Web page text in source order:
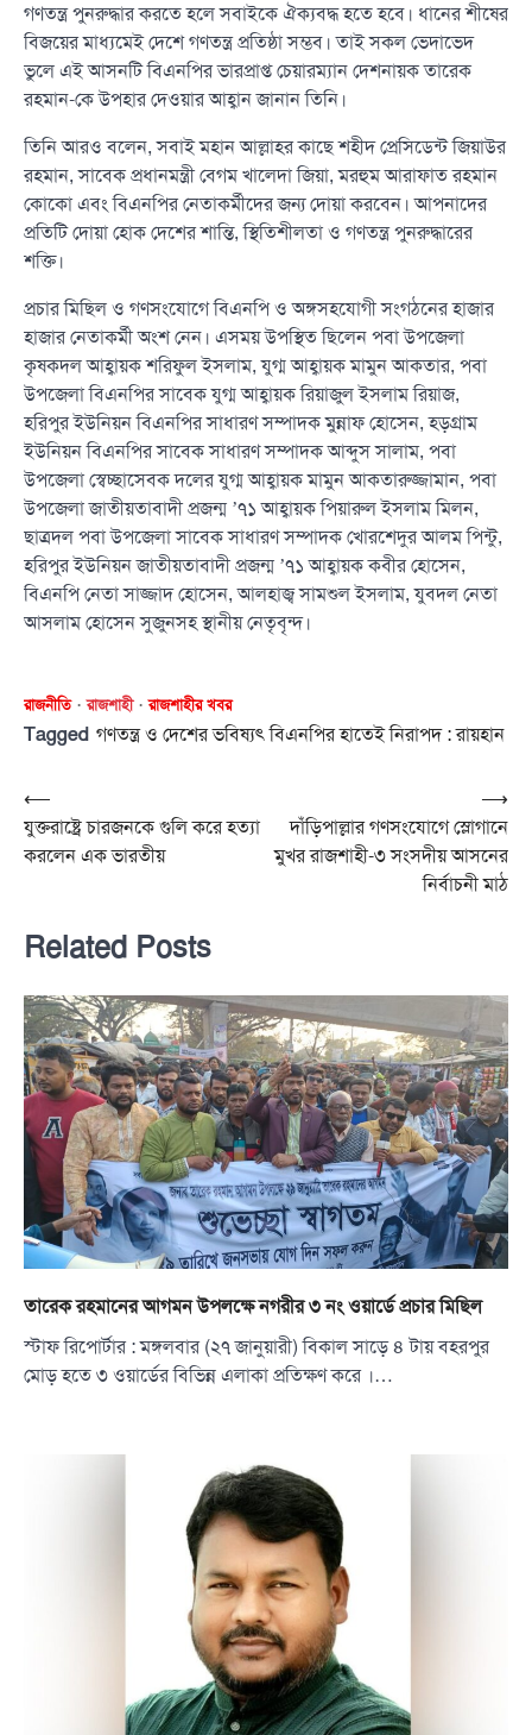
গণতন্ত্র পুনরুদ্ধার করতে হলে সবাইকে ঐক্যবদ্ধ হতে হবে। ধানের শীষের
বিজয়ের মাধ্যমেই দেশে গণতন্ত্র প্রতিষ্ঠা সম্ভব। তাই সকল ভেদাভেদ
ভুলে এই আসনটি বিএনপির ভারপ্রাপ্ত চেয়ারম্যান দেশনায়ক তারেক
রহমান-কে উপহার দেওয়ার আহ্বান জানান তিনি।
তিনি আরও বলেন, সবাই মহান আল্লাহর কাছে শহীদ প্রেসিডেন্ট জিয়াউর
রহমান, সাবেক প্রধানমন্ত্রী বেগম খালেদা জিয়া, মরহুম আরাফাত রহমান
কোকো এবং বিএনপির নেতাকর্মীদের জন্য দোয়া করবেন। আপনাদের
প্রতিটি দোয়া হোক দেশের শান্তি, স্থিতিশীলতা ও গণতন্ত্র পুনরুদ্ধারের
শক্তি।
প্রচার মিছিল ও গণসংযোগে বিএনপি ও অঙ্গসহযোগী সংগঠনের হাজার
হাজার নেতাকর্মী অংশ নেন। এসময় উপস্থিত ছিলেন পবা উপজেলা
কৃষকদল আহ্বায়ক শরিফুল ইসলাম, যুগ্ম আহ্বায়ক মামুন আকতার, পবা
উপজেলা বিএনপির সাবেক যুগ্ম আহ্বায়ক রিয়াজুল ইসলাম রিয়াজ,
হরিপুর ইউনিয়ন বিএনপির সাধারণ সম্পাদক মুন্নাফ হোসেন, হড়গ্রাম
ইউনিয়ন বিএনপির সাবেক সাধারণ সম্পাদক আব্দুস সালাম, পবা
উপজেলা স্বেচ্ছাসেবক দলের যুগ্ম আহ্বায়ক মামুন আকতারুজ্জামান, পবা
উপজেলা জাতীয়তাবাদী প্রজন্ম ’৭১ আহ্বায়ক পিয়ারুল ইসলাম মিলন,
ছাত্রদল পবা উপজেলা সাবেক সাধারণ সম্পাদক খোরশেদুর আলম পিন্টু,
হরিপুর ইউনিয়ন জাতীয়তাবাদী প্রজন্ম ’৭১ আহ্বায়ক কবীর হোসেন,
বিএনপি নেতা সাজ্জাদ হোসেন, আলহাজ্ব সামশুল ইসলাম, যুবদল নেতা
আসলাম হোসেন সুজুনসহ স্থানীয় নেতৃবৃন্দ।
রাজনীতি রাজশাহী রাজশাহীর খবর
Tagged গণতন্ত্র ও দেশের ভবিষ্যৎ বিএনপির হাতেই নিরাপদ : রায়হান
Post
navigation
⟵
যুক্তরাষ্ট্রে চারজনকে গুলি করে হত্যা
করলেন এক ভারতীয়
দাঁড়িপাল্লার গণসংযোগে স্লোগানে
মুখর রাজশাহী-৩ সংসদীয় আসনের
নির্বাচনী মাঠ
⟶
Related Posts
তারেক রহমানের আগমন উপলক্ষে নগরীর ৩ নং ওয়ার্ডে প্রচার মিছিল
স্টাফ রিপোর্টার : মঙ্গলবার (২৭ জানুয়ারী) বিকাল সাড়ে ৪ টায় বহরপুর
মোড় হতে ৩ ওয়ার্ডের বিভিন্ন এলাকা প্রতিক্ষণ করে ।…